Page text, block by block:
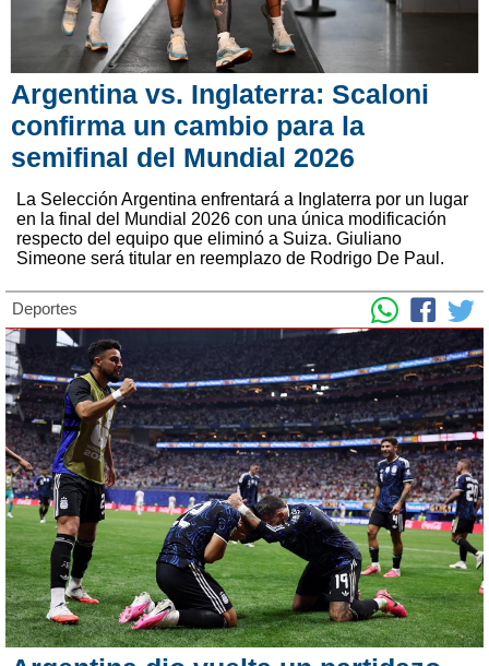
Argentina vs. Inglaterra: Scaloni
confirma un cambio para la
semifinal del Mundial 2026
La Selección Argentina enfrentará a Inglaterra por un lugar
en la final del Mundial 2026 con una única modificación
respecto del equipo que eliminó a Suiza. Giuliano
Simeone será titular en reemplazo de Rodrigo De Paul.
Deportes